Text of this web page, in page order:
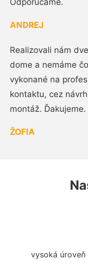
Odporúčame.
ANDREJ
Realizovali nám
dome a nemáme
vykonané na
kontaktu, cez
montáž. Ďakujeme.
ŽOFIA
vysoká